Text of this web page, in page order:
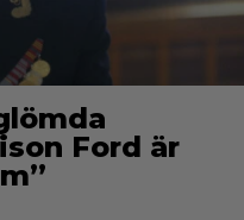
Ford är